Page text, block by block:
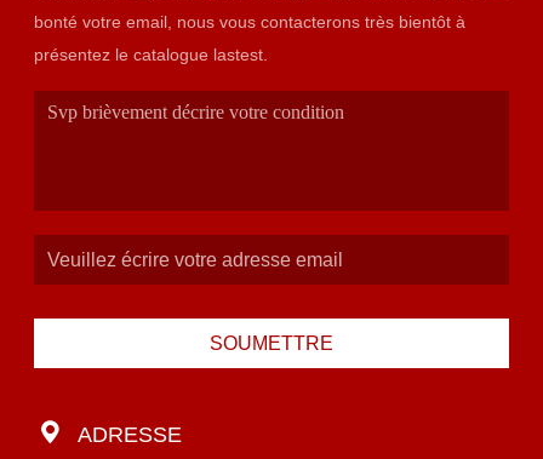
bonté votre email, nous vous contacterons très bientôt à
présentez le catalogue lastest.
SOUMETTRE
ADRESSE